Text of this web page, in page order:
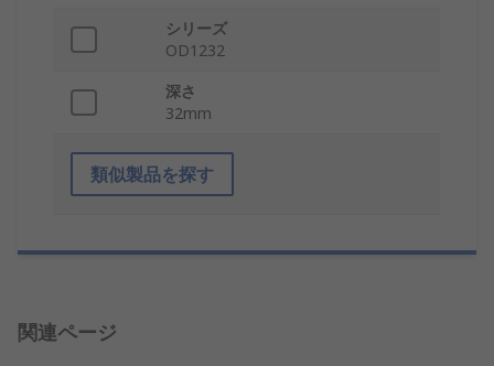
シリーズ
OD1232
深さ
32mm
類似製品を探す
関連ページ